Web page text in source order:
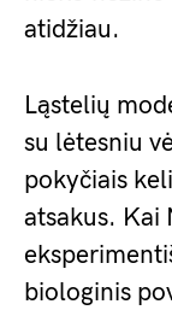
atidžiau.
Ląstelių
su lėtesniu
pokyčiais
atsakus. Kai
biologinis